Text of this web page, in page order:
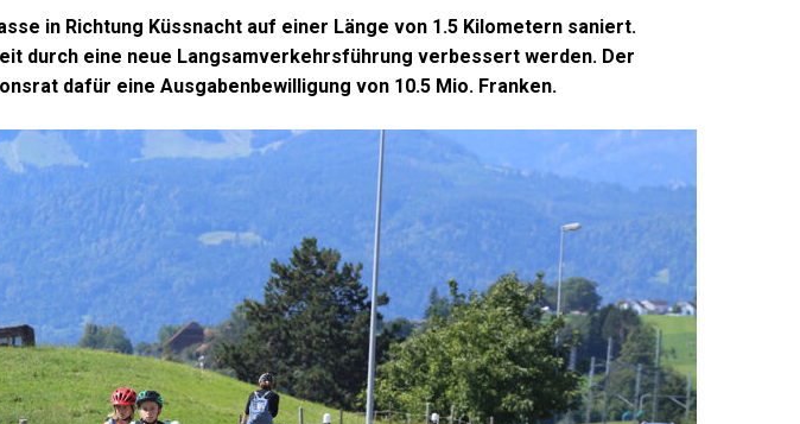
in Richtung Küssnacht auf einer Länge von 1.5 Kilometern saniert.
durch eine neue Langsamverkehrsführung verbessert werden. Der
dafür eine Ausgabenbewilligung von 10.5 Mio. Franken.